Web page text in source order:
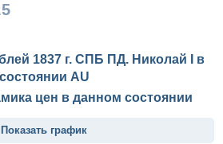
1837 г. СПБ ПД. Николай I в
состоянии AU
цен в данном состоянии
Показать график